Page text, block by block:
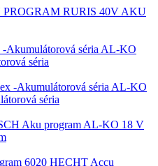
RURIS 40V AKU
AL-KO
séria
AL-KO
séria
AL-KO 18 V
HECHT Accu